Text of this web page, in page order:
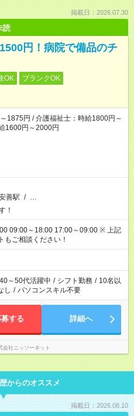
掲載日：2026.07.30
読
円！病院で備品のチ
OK
ブランクOK
1875円 / 介護福祉士：時給1800円～
1600円～2000円
善駅 / …
！
～18:00 17:00～09:00 ※ 上記
もご相談ください！
40～50代活躍中 / シフト勤務 / 10名以
し / パソコンスキル不要
募する 詳細へ
会社ニッソーネット
からのオススメ
掲載日：2026.08.10